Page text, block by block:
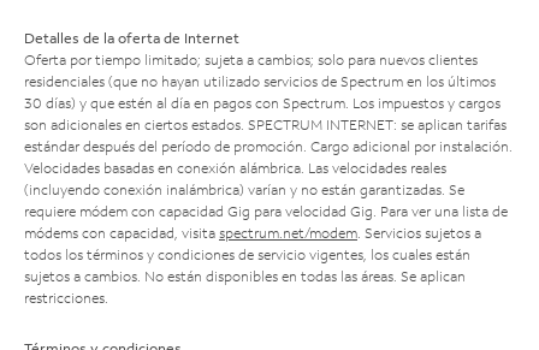
Detalles de la oferta de Internet
Oferta por tiempo limitado; sujeta a cambios; solo para nuevos clientes
residenciales (que no hayan utilizado servicios de Spectrum en los últimos
30 días) y que estén al día en pagos con Spectrum. Los impuestos y cargos
son adicionales en ciertos estados. SPECTRUM INTERNET: se aplican tarifas
estándar después del período de promoción. Cargo adicional por instalación.
Velocidades basadas en conexión alámbrica. Las velocidades reales
(incluyendo conexión inalámbrica) varían y no están garantizadas. Se
requiere módem con capacidad Gig para velocidad Gig. Para ver una lista de
módems con capacidad, visita spectrum.net/modem . Servicios sujetos a
todos los términos y condiciones de servicio vigentes, los cuales están
sujetos a cambios. No están disponibles en todas las áreas. Se aplican
restricciones.